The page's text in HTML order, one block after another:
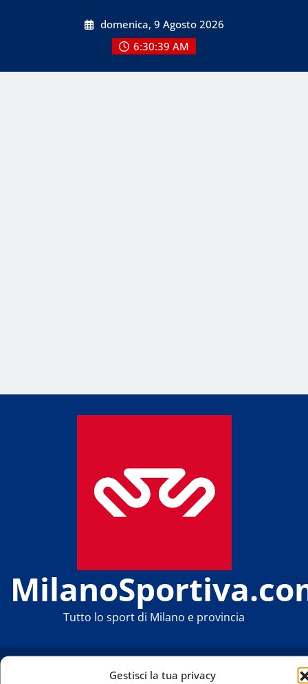
Gestisci la tua privacy
domenica, 9 Agosto 2026
6:30:39 AM
Tutto lo sport di Milano e provincia